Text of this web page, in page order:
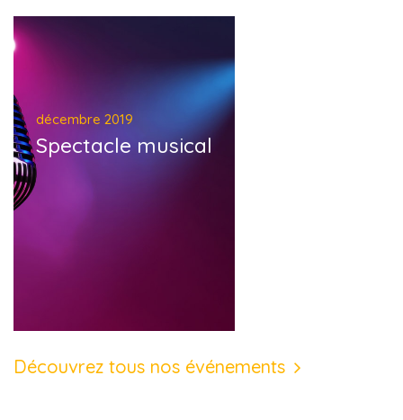
décembre 2019
Spectacle musical
Découvrez tous nos événements